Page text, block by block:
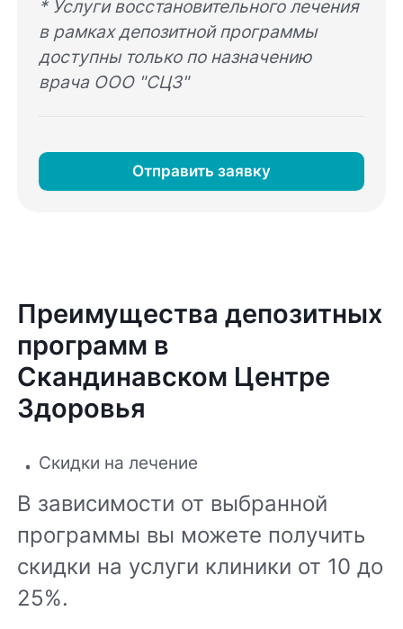
* Услуги восстановительного лечения
в рамках депозитной программы
доступны только по назначению
врача ООО "СЦЗ"
Отправить заявку
Преимущества депозитных
программ в
Скандинавском Центре
Здоровья
Скидки на лечение
В зависимости от выбранной
программы вы можете получить
скидки на услуги клиники от 10 до
25%.